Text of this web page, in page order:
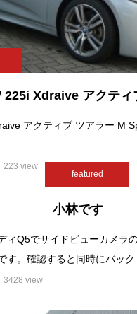
225i Xdraive アクテ
アクティブ ツアラー M
223 view
featured
小林です
ィQ5でサイドビューカメラ
す。確認すると同時にバック
3428 view